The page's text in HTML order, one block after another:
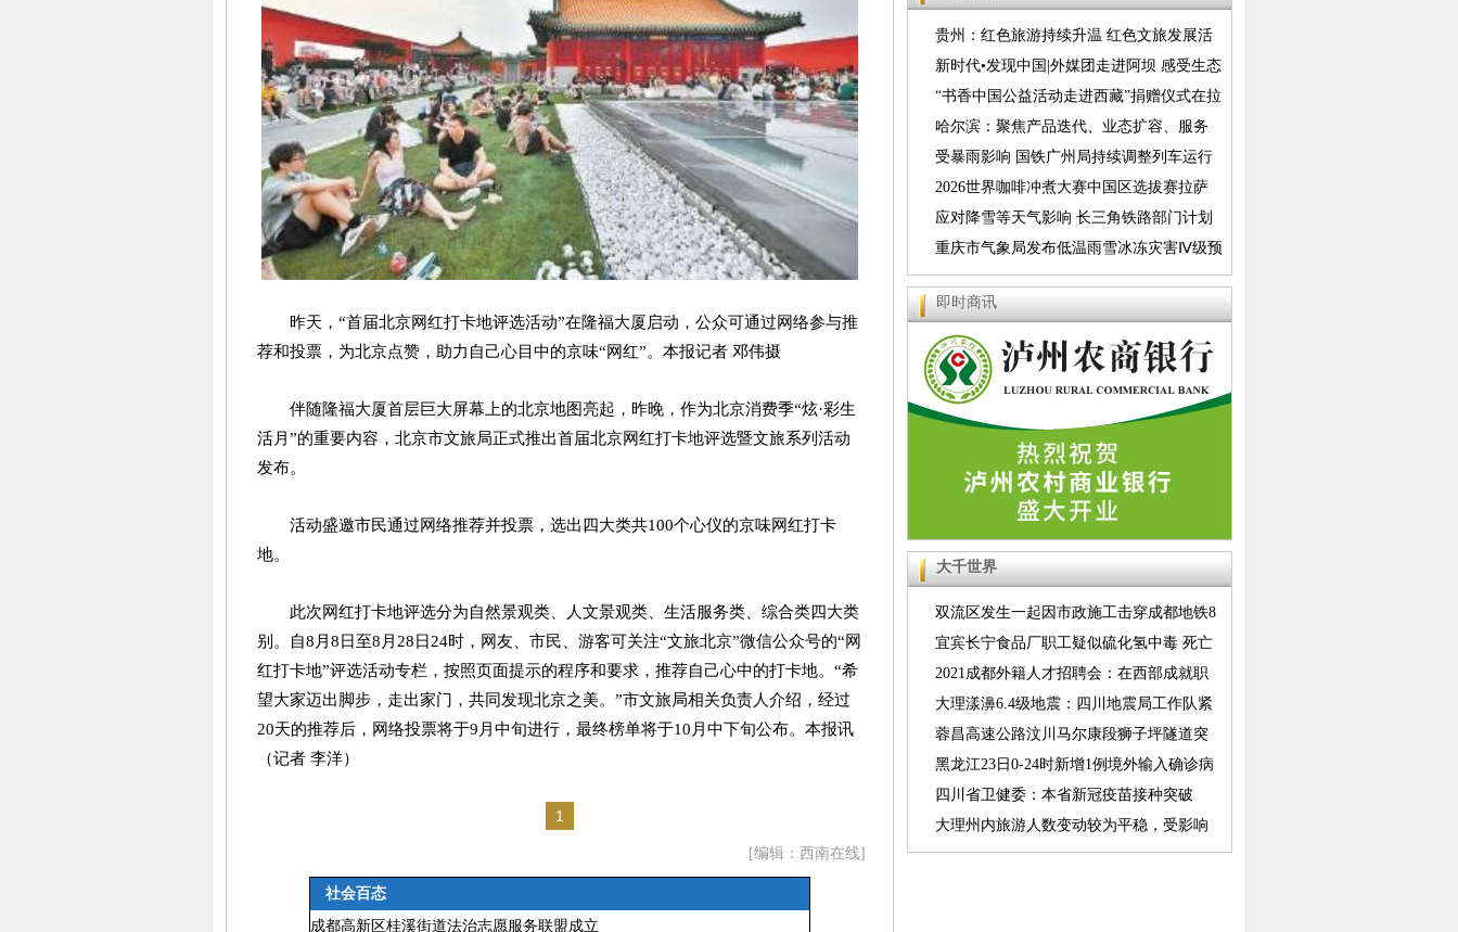
昨天，“首届北京网红打卡地评选活动”在隆福大厦启动，公众可通过网络参与推
荐和投票，为北京点赞，助力自己心目中的京味“网红”。本报记者 邓伟摄
伴随隆福大厦首层巨大屏幕上的北京地图亮起，昨晚，作为北京消费季“炫·彩生
活月”的重要内容，北京市文旅局正式推出首届北京网红打卡地评选暨文旅系列活动
发布。
活动盛邀市民通过网络推荐并投票，选出四大类共100个心仪的京味网红打卡
地。
此次网红打卡地评选分为自然景观类、人文景观类、生活服务类、综合类四大类
别。自8月8日至8月28日24时，网友、市民、游客可关注“文旅北京”微信公众号的“网
红打卡地”评选活动专栏，按照页面提示的程序和要求，推荐自己心中的打卡地。“希
望大家迈出脚步，走出家门，共同发现北京之美。”市文旅局相关负责人介绍，经过
20天的推荐后，网络投票将于9月中旬进行，最终榜单将于10月中下旬公布。本报讯
（记者 李洋）
1
[编辑：西南在线]
社会百态
成都高新区桂溪街道法治志愿服务联盟成立
贵州：红色旅游持续升温 红色文旅发展活
力持续释放
新时代•发现中国|外媒团走进阿坝 感受生态
人文之美
“书香中国公益活动走进西藏”捐赠仪式在拉
萨举行
哈尔滨：聚焦产品迭代、业态扩容、服务
提质 推动亚布力夏季山地康养生态旅游全方
位升级
受暴雨影响 国铁广州局持续调整列车运行
京九铁路部分列车采取停运措施
2026世界咖啡冲煮大赛中国区选拔赛拉萨
分区赛举行
应对降雪等天气影响 长三角铁路部门计划
临时停运部分列车
重庆市气象局发布低温雨雪冰冻灾害Ⅳ级预
警
即时商讯
大千世界
双流区发生一起因市政施工击穿成都地铁8
号线珠江路至顺风上行区间隧道事件
宜宾长宁食品厂职工疑似硫化氢中毒 死亡
人数升至7人
2021成都外籍人才招聘会：在西部成就职
业梦想
大理漾濞6.4级地震：四川地震局工作队紧
急支援震区开展应急处置工作
蓉昌高速公路汶川马尔康段狮子坪隧道突
发险情紧急管制
黑龙江23日0-24时新增1例境外输入确诊病
四川省卫健委：本省新冠疫苗接种突破
2000万剂次
大理州内旅游人数变动较为平稳，受影响
不大